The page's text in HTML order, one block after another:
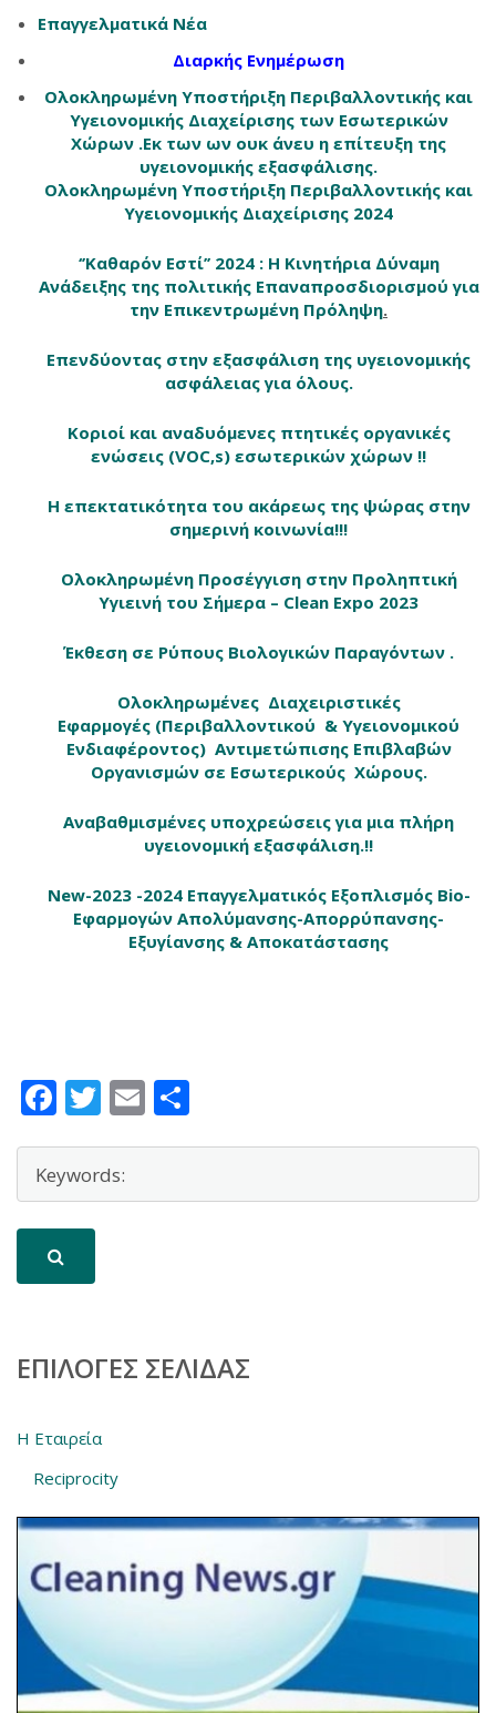
Επαγγελματικά Νέα
Διαρκής Ενημέρωση
Ολοκληρωμένη Υποστήριξη Περιβαλλοντικής και
Υγειονομικής Διαχείρισης των Εσωτερικών
Χώρων .Εκ των ων ουκ άνευ η επίτευξη της
υγειονομικής εξασφάλισης.
Ολοκληρωμένη Υποστήριξη Περιβαλλοντικής και
Υγειονομικής Διαχείρισης 2024
‘’Καθαρόν Εστί’’ 2024 : Η Κινητήρια Δύναμη
Ανάδειξης της πολιτικής Επαναπροσδιορισμού για
την Επικεντρωμένη Πρόληψη.
Επενδύοντας στην εξασφάλιση της υγειονομικής
ασφάλειας για όλους.
Κοριοί και αναδυόμενες πτητικές οργανικές
ενώσεις (VOC,s) εσωτερικών χώρων !!
Η επεκτατικότητα του ακάρεως της ψώρας στην
σημερινή κοινωνία!!!
Ολοκληρωμένη Προσέγγιση στην Προληπτική
Υγιεινή του Σήμερα – Clean Expo 2023
Έκθεση σε Ρύπους Βιολογικών Παραγόντων .
Ολοκληρωμένες Διαχειριστικές
Εφαρμογές (Περιβαλλοντικού & Υγειονομικού
Ενδιαφέροντος) Αντιμετώπισης Επιβλαβών
Οργανισμών σε Εσωτερικούς Χώρους.
Αναβαθμισμένες υποχρεώσεις για μια πλήρη
υγειονομική εξασφάλιση.!!
New-2023 -2024 Επαγγελματικός Εξοπλισμός Bio-
Εφαρμογών Απολύμανσης-Απορρύπανσης-
Εξυγίανσης & Αποκατάστασης
Facebook
Twitter
Email
ΕΠΙΛΟΓΈΣ ΣΕΛΊΔΑΣ
Η Εταιρεία
Reciprocity